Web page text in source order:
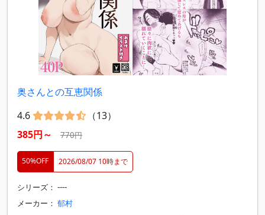
奥さんとの互恵関係
4.6
（13）
385円～
770円
50%OFF 2026/08/07 10時まで
シリーズ： ----
メーカー： 郁村